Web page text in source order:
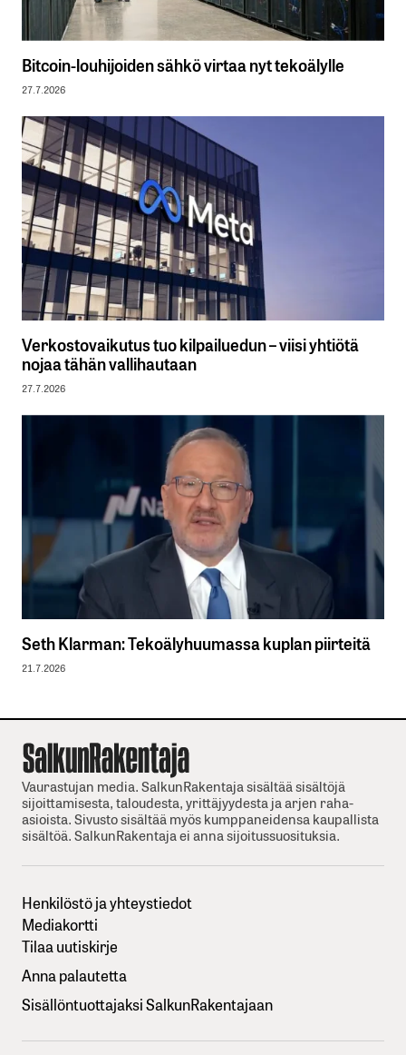
Bitcoin-louhijoiden sähkö virtaa nyt tekoälylle
27.7.2026
Verkostovaikutus tuo kilpailuedun – viisi yhtiötä
nojaa tähän vallihautaan
27.7.2026
Seth Klarman: Tekoälyhuumassa kuplan piirteitä
21.7.2026
Vaurastujan media. SalkunRakentaja sisältää sisältöjä
sijoittamisesta, taloudesta, yrittäjyydesta ja arjen raha-
asioista. Sivusto sisältää myös kumppaneidensa kaupallista
sisältöä. SalkunRakentaja ei anna sijoitussuosituksia.
Henkilöstö ja yhteystiedot
Mediakortti
Tilaa uutiskirje
Anna palautetta
Sisällöntuottajaksi SalkunRakentajaan